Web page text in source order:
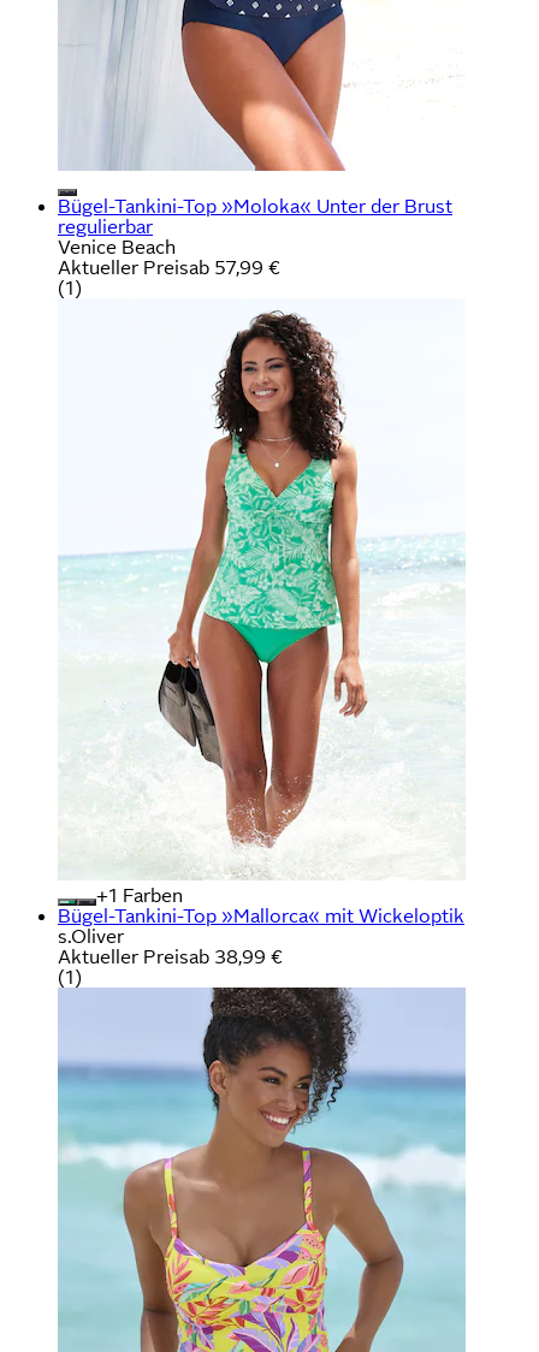
Bügel-Tankini-Top »Moloka« Unter der Brust
regulierbar
Venice Beach
Aktueller Preisab 57,99 €
(1)
+
Farben
Bügel-Tankini-Top »Mallorca« mit Wickeloptik
s.Oliver
Aktueller Preisab 38,99 €
(1)